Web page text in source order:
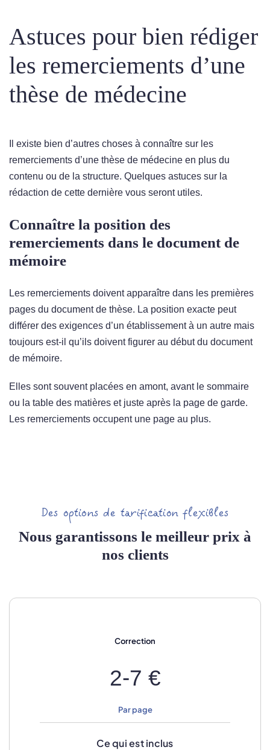
Astuces pour bien rédiger
les remerciements d’une
thèse de médecine
Il existe bien d’autres choses à connaître sur les
remerciements d’une thèse de médecine en plus du
contenu ou de la structure. Quelques astuces sur la
rédaction de cette dernière vous seront utiles.
Connaître la position des
remerciements dans le document de
mémoire
Les remerciements doivent apparaître dans les premières
pages du document de thèse. La position exacte peut
différer des exigences d’un établissement à un autre mais
toujours est-il qu’ils doivent figurer au début du document
de mémoire.
Elles sont souvent placées en amont, avant le sommaire
ou la table des matières et juste après la page de garde.
Les remerciements occupent une page au plus.
Des options de tarification flexibles
Nous garantissons le meilleur prix à
nos clients
Correction
2-7 €
Par page
Ce qui est inclus